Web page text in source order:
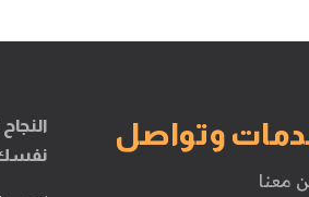
وتواصل
معنا
نفسك